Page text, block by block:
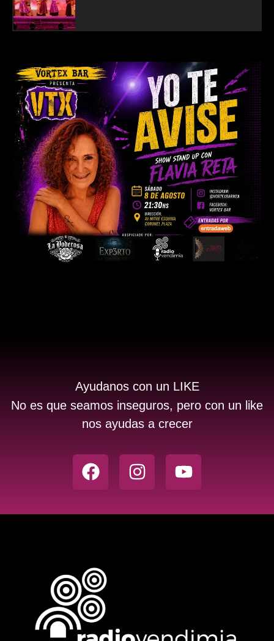
Ayudanos con un LIKE
No es que seamos inseguros, pero con un like
nos ayudas a crecer